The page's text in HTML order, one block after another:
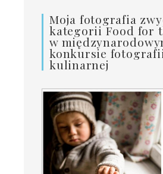
Moja fotografia
kategorii Food for
w
konkursie fotografii
kulinarnej